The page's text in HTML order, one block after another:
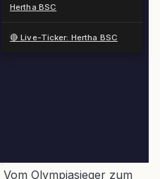
Hertha BSC
🔴 Live-Ticker: Hertha BSC
Olympiasieger zum